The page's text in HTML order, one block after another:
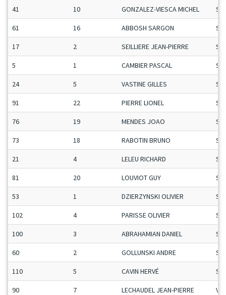
41 10 GONZALEZ-VIESCA MICHEL
61 16 ABBOSH SARGON
17 2 SEILLIERE JEAN-PIERRE
5 1 CAMBIER PASCAL
24 5 VASTINE GILLES
91 22 PIERRE LIONEL
76 19 MENDES JOAO
73 18 RABOTIN BRUNO
21 4 LELEU RICHARD
81 20 LOUVIOT GUY
53 1 DZIERZYNSKI OLIVIER
102 4 PARISSE OLIVIER
100 3 ABRAHAMIAN DANIEL
60 2 GOLLUNSKI ANDRE
110 5 CAVIN HERVÉ
90 7 LECHAUDEL JEAN-PIERRE Vet